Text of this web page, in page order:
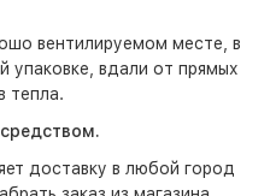
вентилируемом месте, в
упаковке, вдали от прямых
тепла.
доставку в любой город